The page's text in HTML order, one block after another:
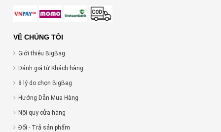
VỀ CHÚNG TÔI
Giới thiệu BigBag
Đánh giá từ Khách hàng
8 lý do chọn BigBag
Hướng Dẫn Mua Hàng
Nội quy cửa hàng
Đổi - Trả sản phẩm